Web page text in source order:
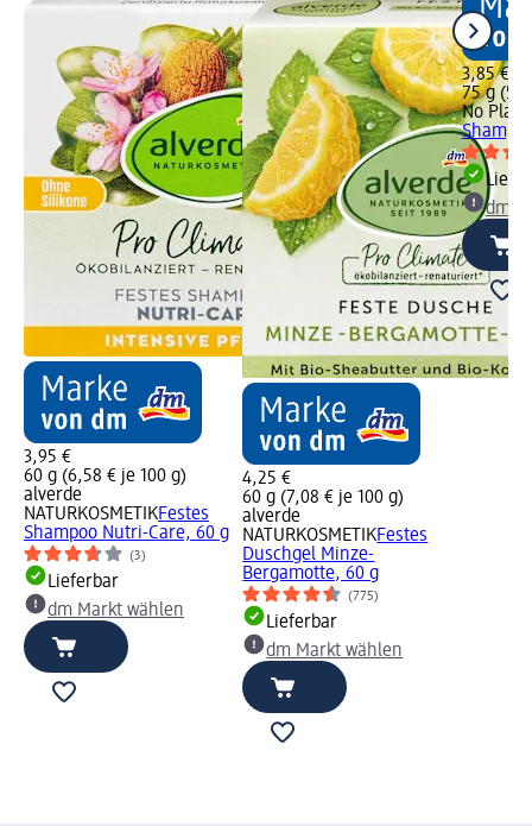
3,95 €
60 g (6,58 € je 100 g)
alverde
NATURKOSMETIKFestes
Shampoo Nutri-Care, 60 g
(3)
Lieferbar
dm Markt wählen
4,25 €
60 g (7,08 € je 100 g)
alverde
NATURKOSMETIKFestes
Duschgel Minze-
Bergamotte, 60 g
(775)
Lieferbar
dm Markt wählen
3,85 €
75 g
No
dm